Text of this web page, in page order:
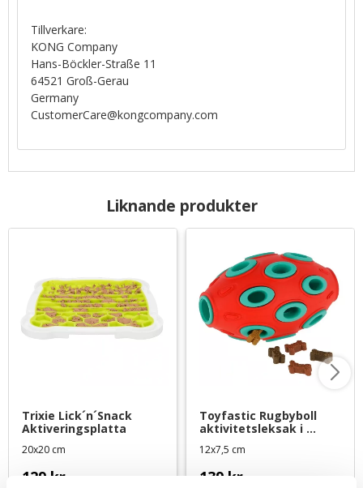
Tillverkare:
KONG Company
Hans-Böckler-Straße 11
64521 Groß-Gerau
Germany
CustomerCare@kongcompany.com
Liknande produkter
Trixie Lick´n´Snack
Aktiveringsplatta
20x20 cm
129 kr
Toyfastic Rugbyboll
aktivitetsleksak i
12x7,5 cm
139 kr